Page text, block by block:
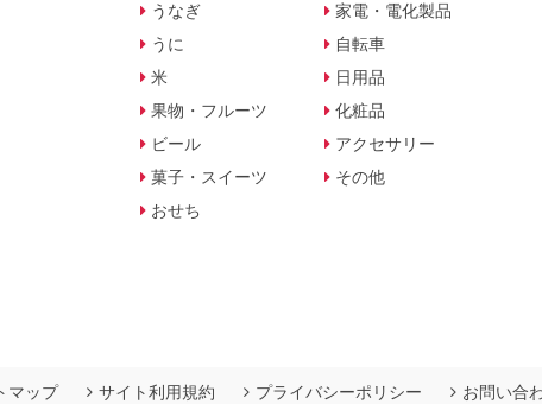
うなぎ
うに
米
果物・フルーツ
ビール
菓子・スイーツ
おせち
家電・電化製品
自転車
日用品
化粧品
アクセサリー
その他
マップ サイト利用規約 プライバシーポリシー お問い合